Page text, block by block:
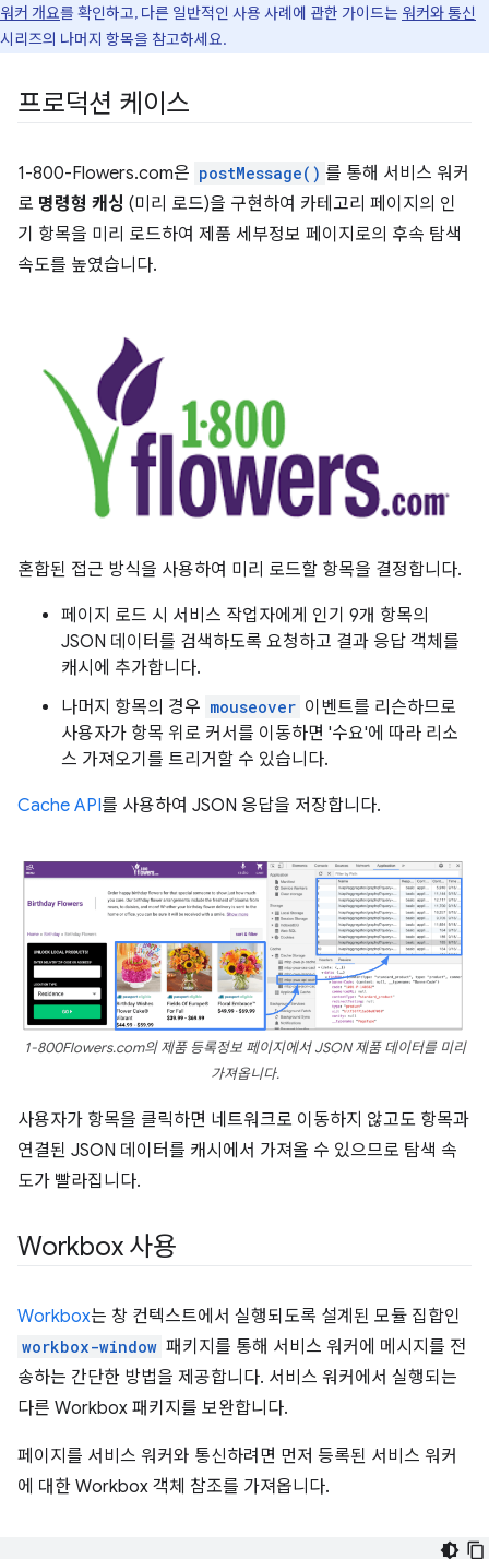
워커 개요를 확인하고, 다른 일반적인 사용 사례에 관한 가이드는 워커와 통신
시리즈의 나머지 항목을 참고하세요.
프로덕션 케이스
1-800-Flowers.com은 postMessage() 를 통해 서비스 워커
로 명령형 캐싱 (미리 로드)을 구현하여 카테고리 페이지의 인
기 항목을 미리 로드하여 제품 세부정보 페이지로의 후속 탐색
속도를 높였습니다.
혼합된 접근 방식을 사용하여 미리 로드할 항목을 결정합니다.
페이지 로드 시 서비스 작업자에게 인기 9개 항목의
JSON 데이터를 검색하도록 요청하고 결과 응답 객체를
캐시에 추가합니다.
나머지 항목의 경우 mouseover 이벤트를 리슨하므로
사용자가 항목 위로 커서를 이동하면 '수요'에 따라 리소
스 가져오기를 트리거할 수 있습니다.
Cache API를 사용하여 JSON 응답을 저장합니다.
1-800Flowers.com의 제품 등록정보 페이지에서 JSON 제품 데이터를 미리
가져옵니다.
사용자가 항목을 클릭하면 네트워크로 이동하지 않고도 항목과
연결된 JSON 데이터를 캐시에서 가져올 수 있으므로 탐색 속
도가 빨라집니다.
Workbox 사용
Workbox는 창 컨텍스트에서 실행되도록 설계된 모듈 집합인
workbox-window 패키지를 통해 서비스 워커에 메시지를 전
송하는 간단한 방법을 제공합니다. 서비스 워커에서 실행되는
다른 Workbox 패키지를 보완합니다.
페이지를 서비스 워커와 통신하려면 먼저 등록된 서비스 워커
에 대한 Workbox 객체 참조를 가져옵니다.